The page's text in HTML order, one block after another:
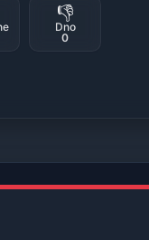
👎
Dno
0